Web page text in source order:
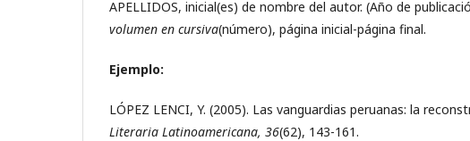
APELLIDOS, inicial(es) de nombre del autor. (Año de
volumen en cursiva(número), página inicial-página final.
Ejemplo:
LÓPEZ LENCI, Y. (2005). Las vanguardias peruanas: la
Literaria Latinoamericana, 36(62), 143-161.